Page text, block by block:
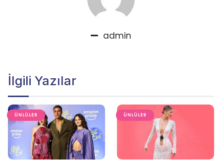
admin
İlgili Yazılar
ÜNLÜLER ÜNLÜLER